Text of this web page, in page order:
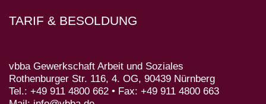
TARIF & BESOLDUNG
vbba Gewerkschaft Arbeit und Soziales
Rothenburger Str. 116, 4. OG, 90439 Nürnberg
Tel.: +49 911 4800 662 • Fax: +49 911 4800 663